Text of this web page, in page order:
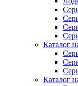
Каталог
Каталог